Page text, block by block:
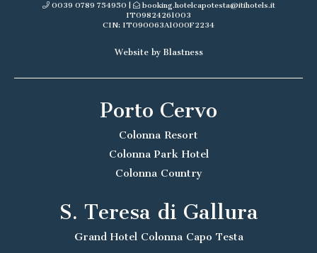
0039 0789 754950 |
booking.hotelcapotesta@itihotels.it
IT09824261003
CIN: IT090063A1000F2234
Website by Blastness
Porto Cervo
Colonna Resort
Colonna Park Hotel
Colonna Country
S. Teresa di Gallura
Grand Hotel Colonna Capo Testa